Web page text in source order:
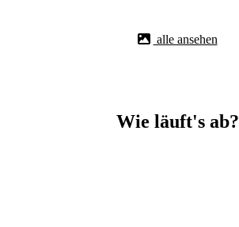
alle ansehen
Wie läuft's ab?